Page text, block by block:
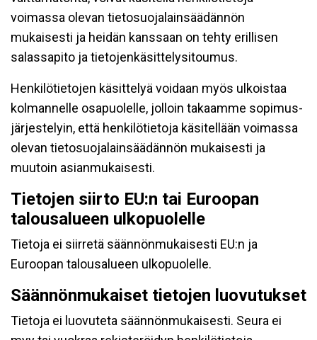
voimassa olevan tietosuojalainsäädännön
mukaisesti ja heidän kanssaan on tehty erillisen
salassapito ja tietojenkäsittelysitoumus.
Henkilötietojen käsittelyä voidaan myös ulkoistaa
kolmannelle osapuolelle, jolloin takaamme sopimus-
järjestelyin, että henkilötietoja käsitellään voimassa
olevan tietosuojalainsäädännön mukaisesti ja
muutoin asianmukaisesti.
Tietojen siirto EU:n tai Euroopan
talousalueen ulkopuolelle
Tietoja ei siirretä säännönmukaisesti EU:n ja
Euroopan talousalueen ulkopuolelle.
Säännönmukaiset tietojen luovutukset
Tietoja ei luovuteta säännönmukaisesti. Seura ei